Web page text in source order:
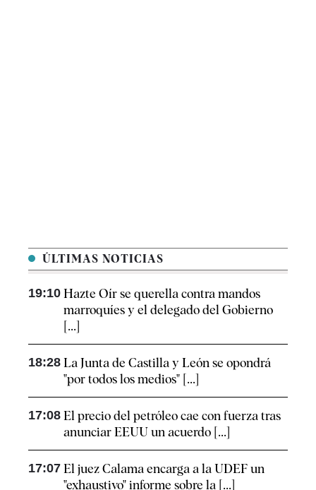
ÚLTIMAS NOTICIAS
19:10 Hazte Oír se querella contra mandos
marroquíes y el delegado del Gobierno
[...]
18:28 La Junta de Castilla y León se opondrá
"por todos los medios" [...]
17:08 El precio del petróleo cae con fuerza tras
anunciar EEUU un acuerdo [...]
17:07 El juez Calama encarga a la UDEF un
"exhaustivo" informe sobre la [...]